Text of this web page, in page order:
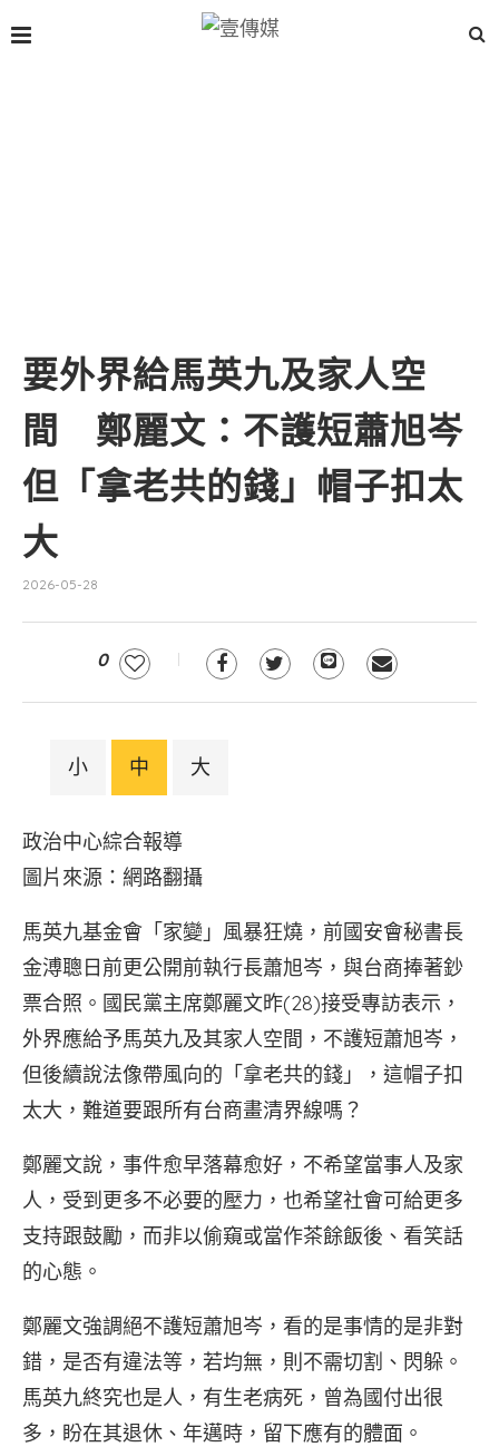
要外界給馬英九及家人空
間 鄭麗文：不護短蕭旭岑
但「拿老共的錢」帽子扣太
大
2026-05-28
0
小 中 大
政治中心綜合報導
圖片來源：網路翻攝
馬英九基金會「家變」風暴狂燒，前國安會秘書長
金溥聰日前更公開前執行長蕭旭岑，與台商捧著鈔
票合照。國民黨主席鄭麗文昨(28)接受專訪表示，
外界應給予馬英九及其家人空間，不護短蕭旭岑，
但後續說法像帶風向的「拿老共的錢」，這帽子扣
太大，難道要跟所有台商畫清界線嗎？
鄭麗文說，事件愈早落幕愈好，不希望當事人及家
人，受到更多不必要的壓力，也希望社會可給更多
支持跟鼓勵，而非以偷窺或當作茶餘飯後、看笑話
的心態。
鄭麗文強調絕不護短蕭旭岑，看的是事情的是非對
錯，是否有違法等，若均無，則不需切割、閃躲。
馬英九終究也是人，有生老病死，曾為國付出很
多，盼在其退休、年邁時，留下應有的體面。